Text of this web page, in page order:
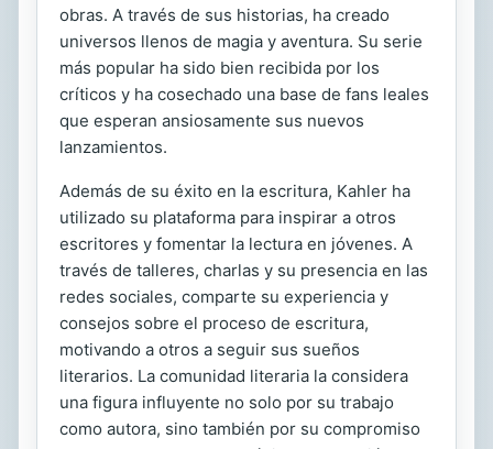
obras. A través de sus historias, ha creado
universos llenos de magia y aventura. Su serie
más popular ha sido bien recibida por los
críticos y ha cosechado una base de fans leales
que esperan ansiosamente sus nuevos
lanzamientos.
Además de su éxito en la escritura, Kahler ha
utilizado su plataforma para inspirar a otros
escritores y fomentar la lectura en jóvenes. A
través de talleres, charlas y su presencia en las
redes sociales, comparte su experiencia y
consejos sobre el proceso de escritura,
motivando a otros a seguir sus sueños
literarios. La comunidad literaria la considera
una figura influyente no solo por su trabajo
como autora, sino también por su compromiso